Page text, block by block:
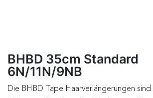
BHBD 35cm Standard
6N/11N/9NB
Die BHBD Tape Haarverlängerungen sind